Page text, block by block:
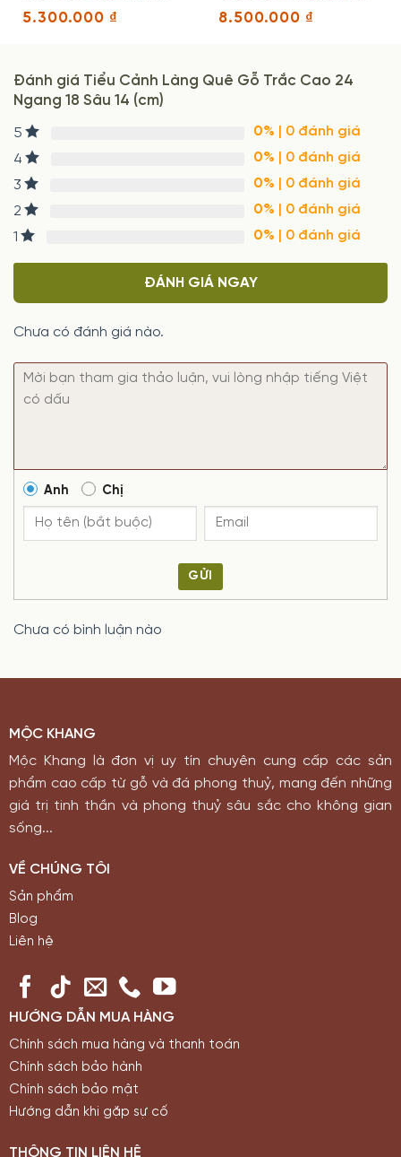
Sâu 21 (cm)
5.300.000 ₫
Sâu 25(cm)
8.500.000 ₫
Đánh giá Tiểu Cảnh Làng Quê Gỗ Trắc Cao 24
Ngang 18 Sâu 14 (cm)
5 0% | 0 đánh giá
4
0% | 0 đánh giá
3
0% | 0 đánh giá
2
0% | 0 đánh giá
1
0% | 0 đánh giá
ĐÁNH GIÁ NGAY
Chưa có đánh giá nào.
Anh Chị
GỬI
Chưa có bình luận nào
MỘC KHANG
Mộc Khang là đơn vị uy tín chuyên cung cấp các sản
phẩm cao cấp từ gỗ và đá phong thuỷ, mang đến những
giá trị tinh thần và phong thuỷ sâu sắc cho không gian
sống...
VỀ CHÚNG TÔI
Sản phẩm
Blog
Liên hệ
HƯỚNG DẪN MUA HÀNG
Chính sách mua hàng và thanh toán
Chính sách bảo hành
Chính sách bảo mật
Hướng dẫn khi gặp sự cố
THÔNG TIN LIÊN HỆ